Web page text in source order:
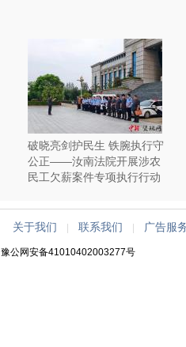
破晓亮剑护民生 铁腕执行守
公正——汝南法院开展涉农
民工欠薪案件专项执行行动
关于我们 联系我们 广告服
豫公网安备41010402003277号